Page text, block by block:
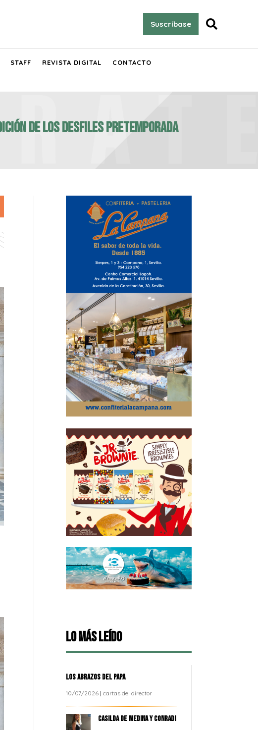
Suscríbase 
STAFF REVISTA DIGITAL
CONTACTO
DE LOS DESFILES PRETEMPORADA
Lo más leído
LOS ABRAZOS DEL PAPA
10/07/2026 |cartas del director
CASILDA DE MEDINA Y CONRADI